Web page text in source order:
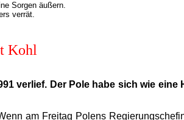
Sorgen äußern.
verrät.
Kohl
verlief. Der Pole habe sich wie eine
am Freitag Polens